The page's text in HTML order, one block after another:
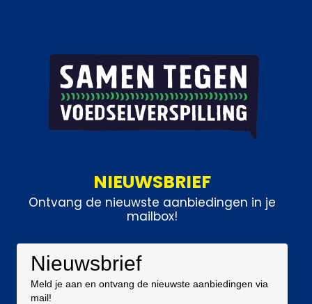
NIEUWSBRIEF
Ontvang de nieuwste aanbiedingen in je
mailbox!
Nieuwsbrief
Meld je aan en ontvang de nieuwste aanbiedingen via
mail!